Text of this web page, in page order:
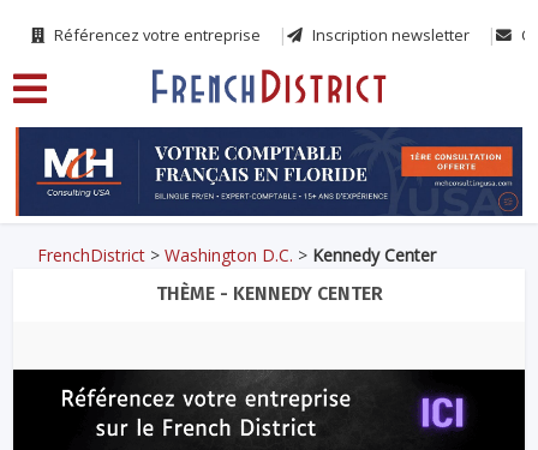
Référencez votre entreprise Inscription newsletter
FrenchDistrict >Washington D.C. > Kennedy Center
THÈME - KENNEDY CENTER